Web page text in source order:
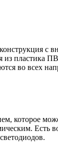
с
из пластика
во всех
которое
Есть